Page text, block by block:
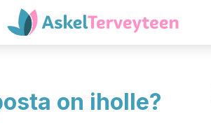
on iholle?